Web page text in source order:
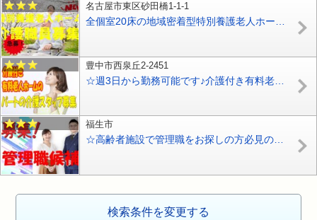
名古屋市東区砂田橋1-1-1
全個室20床の地域密着型特別養護老人ホーム☆★正社員の介護スタッフ募集★☆年2回ボーナスあり‼年平均3ヶ月分♪お気軽にご応募ください♪【名古屋市東区】【正社員】【ID：3713-nag-hi-h2-s-s】
豊中市西泉丘2-2451
福生市
☆高齢者施設で管理職をお探しの方必見の住宅型有料老人ホームで施設長候補の募集♪お気軽にお問合せ下さい【福生市】【正社員】【ID：1772-kt-fus-kk-s-s】
検索条件を変更する